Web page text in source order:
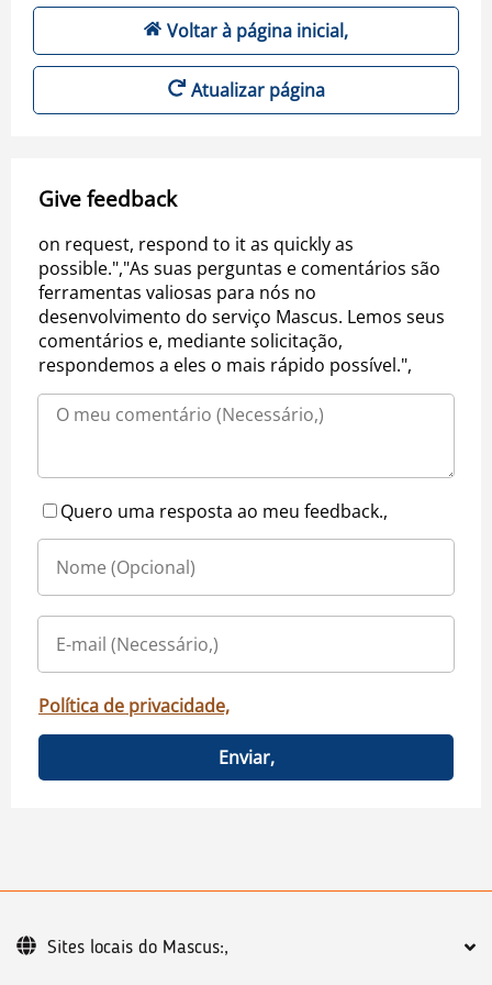
Voltar à página inicial,
Atualizar página
Give feedback
on request, respond to it as quickly as
possible.","As suas perguntas e comentários são
ferramentas valiosas para nós no
desenvolvimento do serviço Mascus. Lemos seus
comentários e, mediante solicitação,
respondemos a eles o mais rápido possível.",
Quero uma resposta ao meu feedback.,
Política de privacidade,
Enviar,
Sites locais do Mascus:,